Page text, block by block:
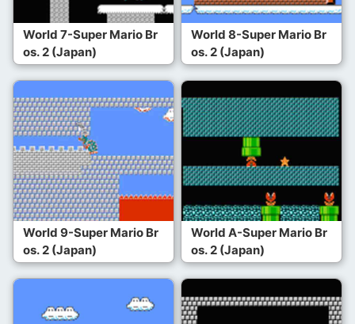
World 7-Super Mario Br
os. 2 (Japan)
World 8-Super Mario Br
os. 2 (Japan)
World 9-Super Mario Br
os. 2 (Japan)
World A-Super Mario Br
os. 2 (Japan)